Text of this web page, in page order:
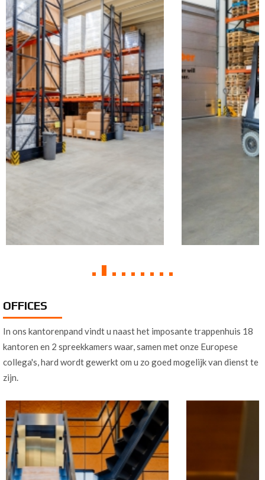
OFFICES
In ons kantorenpand vindt u naast het imposante trappenhuis 18
kantoren en 2 spreekkamers waar, samen met onze Europese
collega's, hard wordt gewerkt om u zo goed mogelijk van dienst te
zijn.